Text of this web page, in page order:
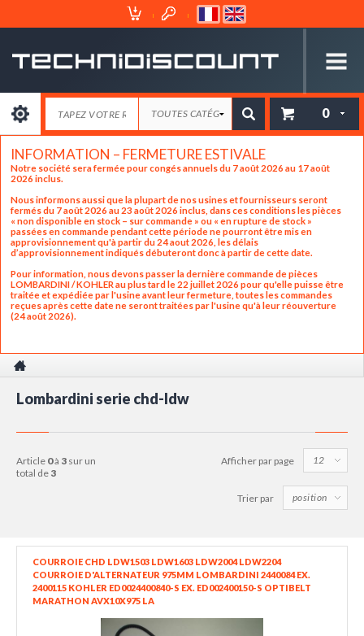
Mon
Espace
0
INFORMATION – FERMETURE ESTIVALE
Notre société sera fermée pour congés annuels du 7 août 2026 au 17 août
2026 inclus.
Nous informons aussi que la plupart de nos usines et fournisseurs seront
fermés du 7 août 2026 au 23 août 2026 inclus, dans ces conditions les pièces
« non disponible en stock – sur commande » ou « en rupture de stock »
passées en commande pendant cette période ne pourront être mis en
approvisionnement qu'à partir du 24 aout 2026, les délais
d’approvisionnement indiqués débuteront donc à partir de cette date.
Pour information, nous devons passer la dernière commande de pièces
LOMBARDINI / KOHLER au plus tard le 22 juillet 2026 pour qu'elle puisse être
traitée et expédiée par l'usine avant leur fermeture, toutes les commandes
reçues après cette date ne seront traitées par l'usine qu'à leur réouverture
(24 août 2026).
Lombardini serie chd-ldw
article 0à 3 sur un
total de 3
Afficher par page
Trier par
COURROIE CHD LDW1503 LDW1603 LDW2004 LDW2204
COURROIE D'ALTERNATEUR 975MM LOMBARDINI 2440084 EX.
2400115 KOHLER ED0024400840-S EX. ED002400150-S OPTIBELT
MARATHON AVX10X975 LA